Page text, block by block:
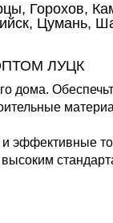
Горохов,
Цумань,
ЛУЦК
эффективные